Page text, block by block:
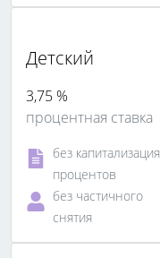
Детский
3,75 %
процентная ставка
без капитализация
процентов
без частичного
снятия